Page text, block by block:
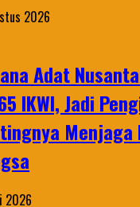
2026
Adat
IKWI, Jadi
2026